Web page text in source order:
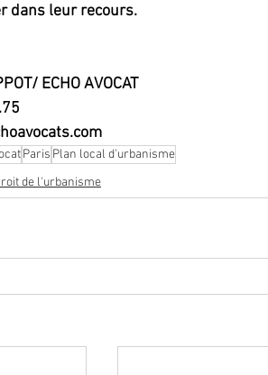
dans leur recours.
ECHO AVOCAT
Paris Plan local d'urbanisme
de l'urbanisme